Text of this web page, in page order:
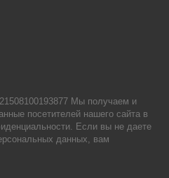
Мы получаем и
посетителей нашего сайта в
Если вы не даете
данных, вам